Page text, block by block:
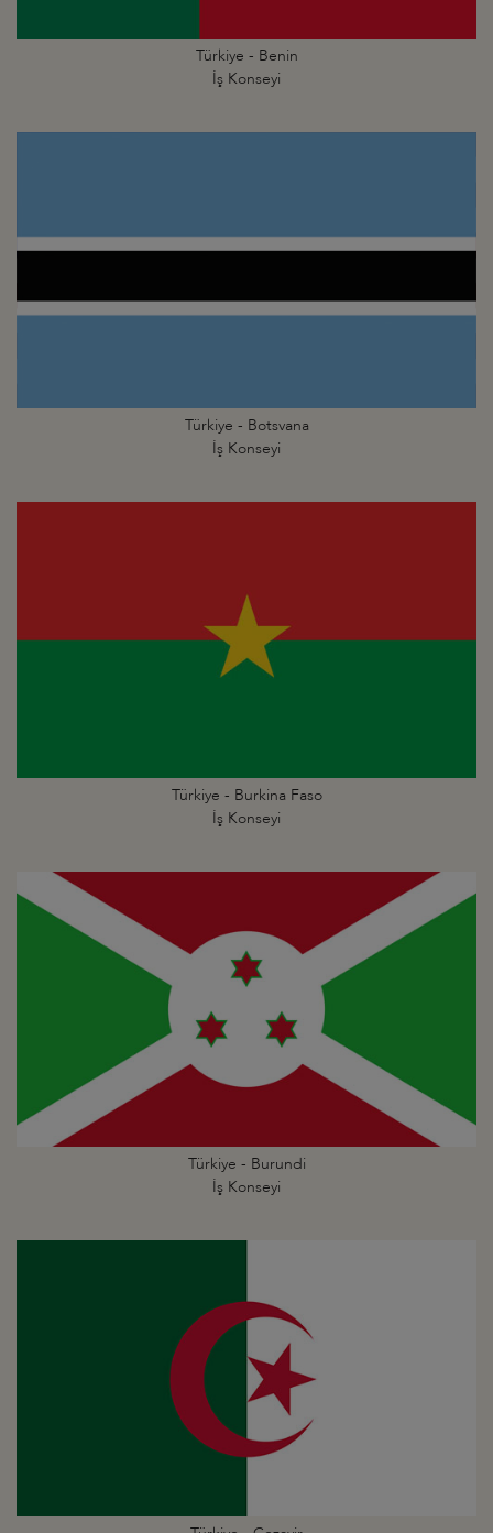
Türkiye - Benin
İş Konseyi
Türkiye - Botsvana
İş Konseyi
Türkiye - Burkina Faso
İş Konseyi
Türkiye - Burundi
İş Konseyi